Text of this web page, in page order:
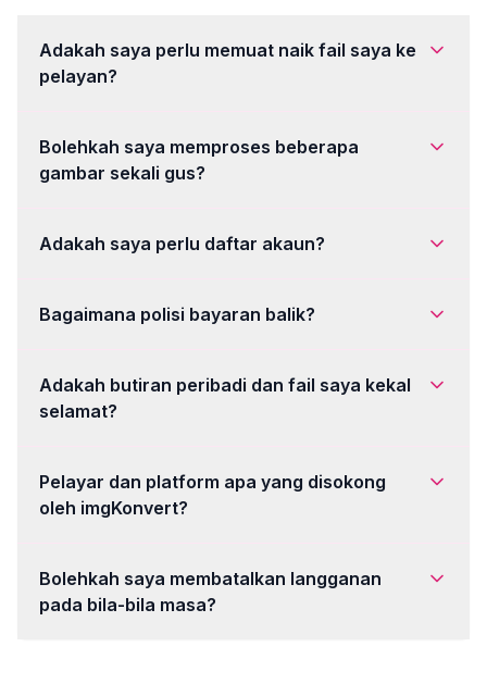
Adakah saya perlu memuat naik fail saya ke
pelayan?
Bolehkah saya memproses beberapa
gambar sekali gus?
Adakah saya perlu daftar akaun?
Bagaimana polisi bayaran balik?
Adakah butiran peribadi dan fail saya kekal
selamat?
Pelayar dan platform apa yang disokong
oleh imgKonvert?
Bolehkah saya membatalkan langganan
pada bila-bila masa?